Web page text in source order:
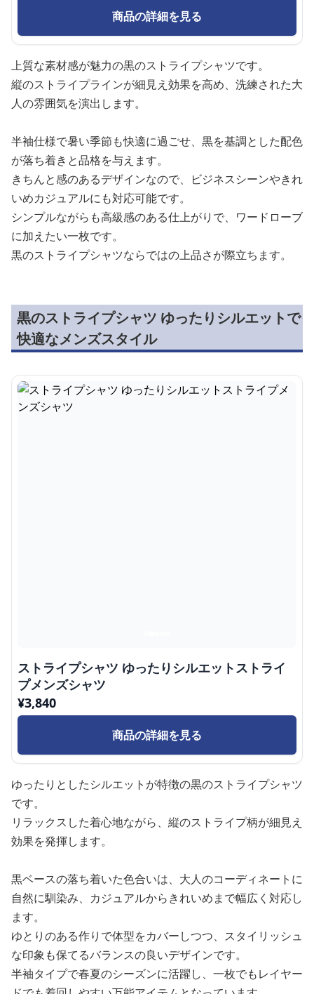
商品の詳細を見る
上質な素材感が魅力の黒のストライプシャツです。
縦のストライプラインが細見え効果を高め、洗練された大
人の雰囲気を演出します。
半袖仕様で暑い季節も快適に過ごせ、黒を基調とした配色
が落ち着きと品格を与えます。
きちんと感のあるデザインなので、ビジネスシーンやきれ
いめカジュアルにも対応可能です。
シンプルながらも高級感のある仕上がりで、ワードローブ
に加えたい一枚です。
黒のストライプシャツならではの上品さが際立ちます。
黒のストライプシャツ ゆったりシルエットで
快適なメンズスタイル
ストライプシャツ ゆったりシルエットストライ
プメンズシャツ
¥3,840
商品の詳細を見る
ゆったりとしたシルエットが特徴の黒のストライプシャツ
です。
リラックスした着心地ながら、縦のストライプ柄が細見え
効果を発揮します。
黒ベースの落ち着いた色合いは、大人のコーディネートに
自然に馴染み、カジュアルからきれいめまで幅広く対応し
ます。
ゆとりのある作りで体型をカバーしつつ、スタイリッシュ
な印象も保てるバランスの良いデザインです。
半袖タイプで春夏のシーズンに活躍し、一枚でもレイヤー